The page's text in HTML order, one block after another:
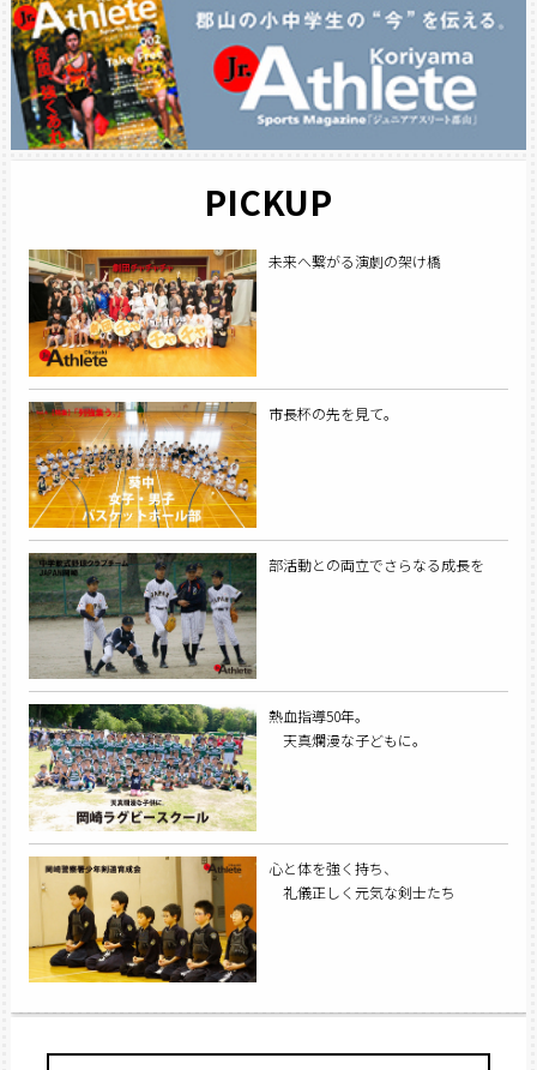
PICKUP
未来へ繋がる演劇の架け橋
市長杯の先を見て。
部活動との両立でさらなる成長を
熱血指導50年。
天真爛漫な子どもに。
心と体を強く持ち、
礼儀正しく元気な剣士たち